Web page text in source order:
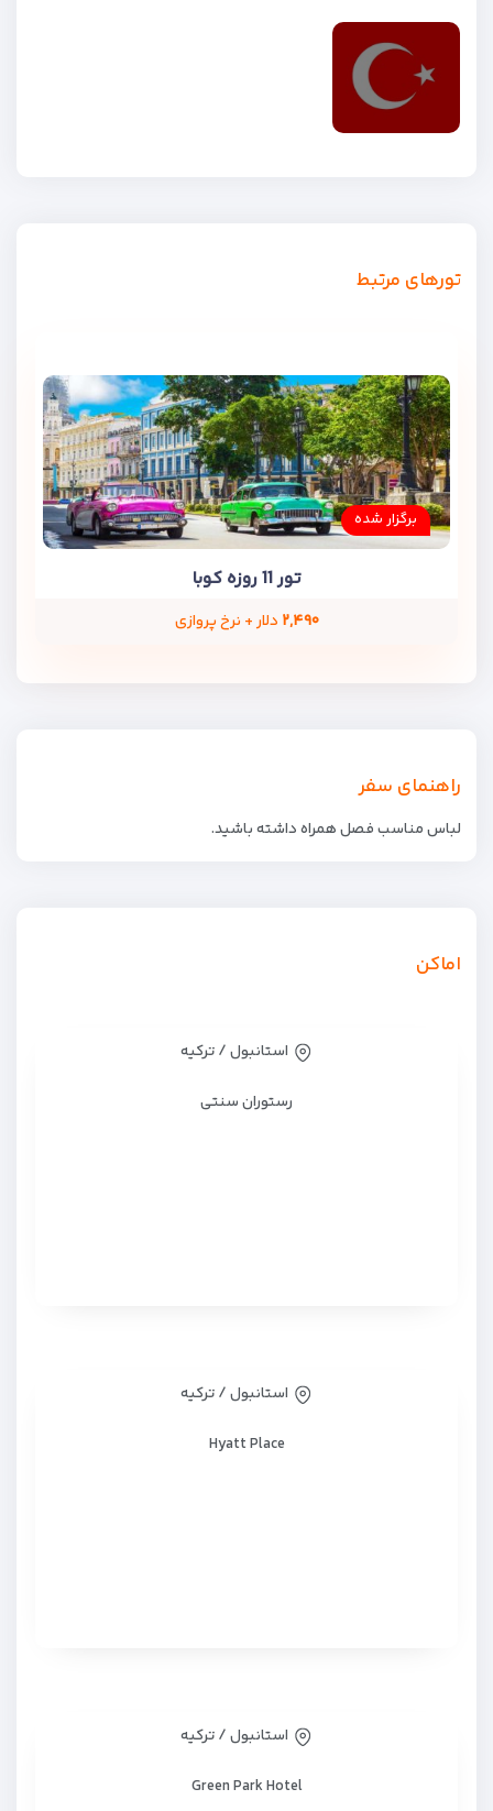
تورهای مرتبط
برگزار شده
تور 11 روزه کوبا
۲,۴۹۰ دلار + نرخ پروازی
راهنمای سفر
لباس مناسب فصل همراه داشته باشید.
اماکن
استانبول / ترکیه
رستوران سنتی
استانبول / ترکیه
Hyatt Place
استانبول / ترکیه
Green Park Hotel